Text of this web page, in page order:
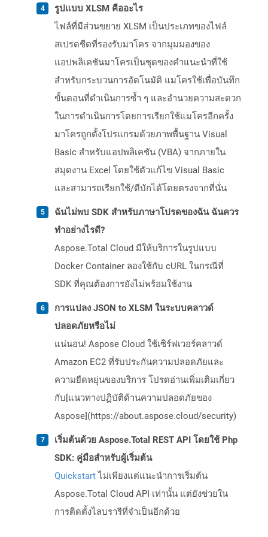
รูปแบบ XLSM คืออะไร
ไฟล์ที่มีส่วนขยาย XLSM เป็นประเภทของไฟล์
สเปรดชีตที่รองรับมาโคร จากมุมมองของ
แอปพลิเคชันมาโครเป็นชุดของคำแนะนำที่ใช้
สำหรับกระบวนการอัตโนมัติ แมโครใช้เพื่อบันทึก
ขั้นตอนที่ดำเนินการซ้ำ ๆ และอำนวยความสะดวก
ในการดำเนินการโดยการเรียกใช้แมโครอีกครั้ง
มาโครถูกตั้งโปรแกรมด้วยภาพพื้นฐาน Visual
Basic สำหรับแอปพลิเคชัน (VBA) จากภายใน
สมุดงาน Excel โดยใช้ตัวแก้ไข Visual Basic
และสามารถเรียกใช้/ดีบักได้โดยตรงจากที่นั่น
ฉันไม่พบ SDK สำหรับภาษาโปรดของฉัน ฉันควร
ทำอย่างไรดี?
Aspose.Total Cloud มีให้บริการในรูปแบบ
Docker Container ลองใช้กับ cURL ในกรณีที่
SDK ที่คุณต้องการยังไม่พร้อมใช้งาน
การแปลง JSON to XLSM ในระบบคลาวด์
ปลอดภัยหรือไม่
แน่นอน! Aspose Cloud ใช้เซิร์ฟเวอร์คลาวด์
Amazon EC2 ที่รับประกันความปลอดภัยและ
ความยืดหยุ่นของบริการ โปรดอ่านเพิ่มเติมเกี่ยว
กับ[แนวทางปฏิบัติด้านความปลอดภัยของ
Aspose](https://about.aspose.cloud/security)
เริ่มต้นด้วย Aspose.Total REST API โดยใช้ Php
SDK: คู่มือสำหรับผู้เริ่มต้น
Quickstartไม่เพียงแต่แนะนำการเริ่มต้น
Aspose.Total Cloud API เท่านั้น แต่ยังช่วยใน
การติดตั้งไลบรารีที่จำเป็นอีกด้วย